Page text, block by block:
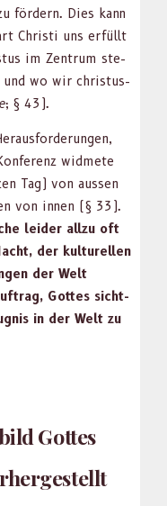
fördern. Dies kann
Christi uns erfüllt
im Zen­trum ste­
und wo wir chris­tus­
; § 43).
wid­mete
Tag) von aussen
von innen (§ 33).
lei­der allzu oft
der kul­turellen
der Welt
Gottes sicht-
in der Welt zu
Gottes